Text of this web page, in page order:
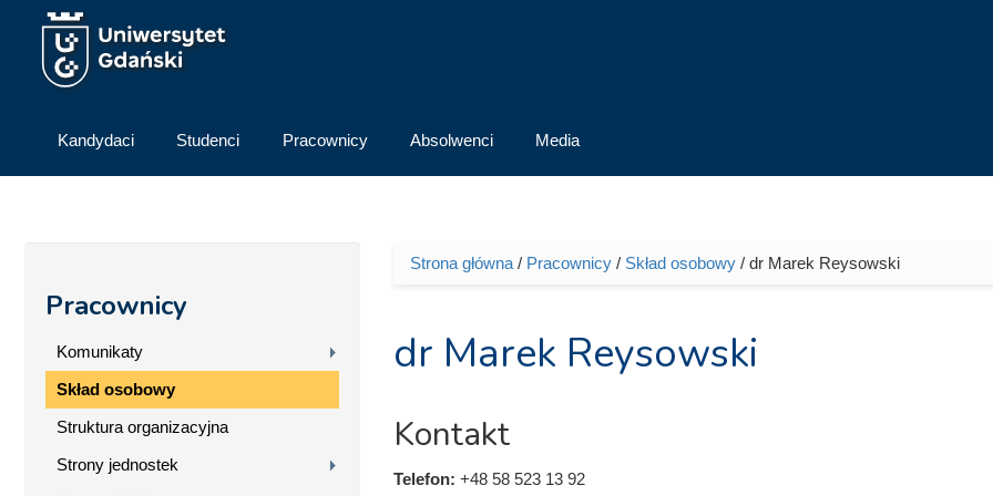
Przejdź do treści
Kandydaci Studenci Pracownicy Absolwenci Media
Pracownicy
Komunikaty
Skład osobowy
Struktura organizacyjna
Strony jednostek
Jesteś tutaj
Strona główna/ Pracownicy/ Skład osobowy/ dr Marek Reysowski
dr Marek Reysowski
Kontakt
Telefon: +48 58 523 13 92